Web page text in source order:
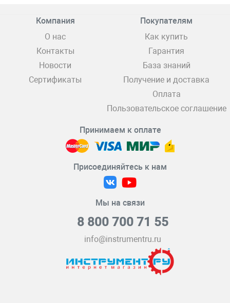
Компания
О нас
Контакты
Новости
Сертификаты
Покупателям
Как купить
Гарантия
База знаний
Получение и доставка
Оплата
Пользовательское соглашение
Принимаем к оплате
Присоединяйтесь к нам
Мы на связи
8 800 700 71 55
info@instrumentru.ru